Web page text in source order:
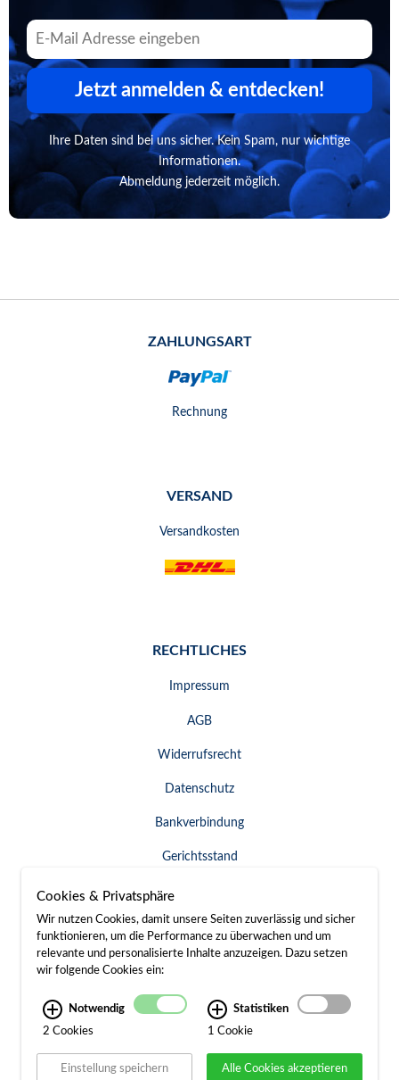
Jetzt anmelden & entdecken!
Ihre Daten sind bei uns sicher. Kein Spam, nur wichtige
Informationen.
Abmeldung jederzeit möglich.
ZAHLUNGSART
Rechnung
VERSAND
Versandkosten
RECHTLICHES
Impressum
AGB
Widerrufsrecht
Datenschutz
Bankverbindung
Gerichtsstand
Widerruf erklären
SERVICE & KONTAKT
Besuch / Anfahrt
Kontakt
Cookies & Privatsphäre
Wir nutzen Cookies, damit unsere Seiten zuverlässig und sicher
funktionieren, um die Performance zu überwachen und um
relevante und personalisierte Inhalte anzuzeigen. Dazu setzen
wir folgende Cookies ein:
Notwendig
2 Cookies
Statistiken
1 Cookie
Einstellung speichern Alle Cookies akzeptieren